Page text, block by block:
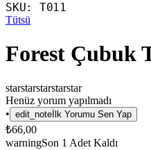
SKU: T011
Tütsü
Forest Çubuk
starstarstarstarstar
Henüz yorum yapılmadı
• edit_note İlk Yorumu Sen Yap
₺66,00
warningSon 1 Adet Kaldı